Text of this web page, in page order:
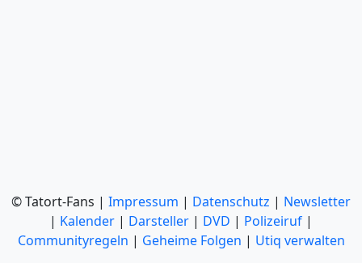
© Tatort-Fans | Impressum | Datenschutz | Newsletter
| Kalender | Darsteller | DVD | Polizeiruf |
Communityregeln | Geheime Folgen | Utiq verwalten